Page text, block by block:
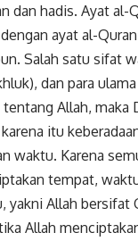
dan hadis. Ayat
ayat al-
Salah satu sifat
dan para
Allah, maka
itu
waktu. Karena
tempat,
Allah bersifat
Allah